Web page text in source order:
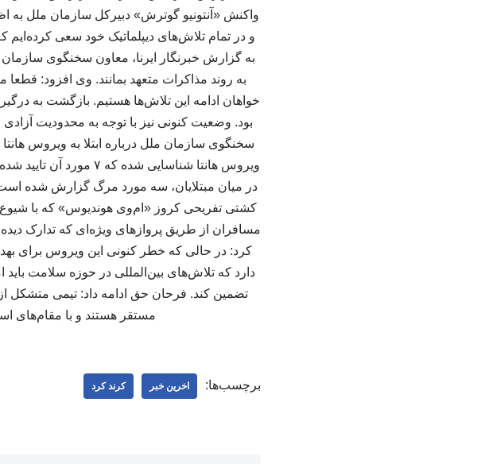
واکنش «آنتونیو گوترش» دبیرکل سازمان ملل
و در تمام تلاش‌های دیپلماتیک خود سعی
به گزارش خبرنگار ایرنا، معاون سخنگوی
به روند مذاکرات متعهد بمانند. وی افزود:
خواهان ادامه این تلاش‌ها هستیم. بازگشت به
بود. وضعیت کنونی نیز با توجه به محدودیت
ویروس هانتا
در میان مبتلایان، سه مورد مرگ گزارش شده
کشتی تفریحی کروز «ام‌وی هوندیوس» که با شیوع
مسافران از طریق پروازهای ویژه‌ای که تدارک
کرد: در حالی که خطر کنونی این ویروس برای
دارد که تلاش‌های بین‌المللی در حوزه سلامت
مستقر هستند و با مقام‌های
برچسب‌ها: اخرین خبر کرند کرد